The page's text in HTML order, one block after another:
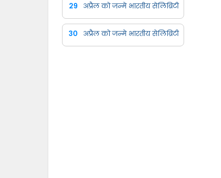
29 अप्रैल को जन्मे भारतीय सेलिब्रिटी
30 अप्रैल को जन्मे भारतीय सेलिब्रिटी